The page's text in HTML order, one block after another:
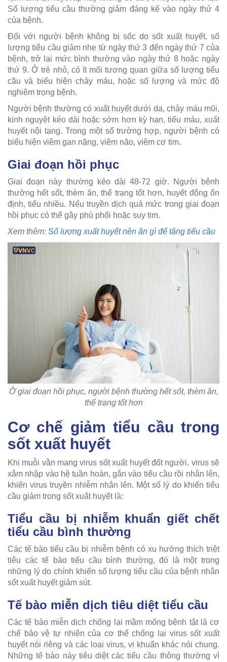
Số lượng tiểu cầu thường giảm đáng kể vào ngày thứ 4
của bệnh.
Đối với người bệnh không bị sốc do sốt xuất huyết, số
lượng tiểu cầu giảm nhẹ từ ngày thứ 3 đến ngày thứ 7 của
bệnh, trở lại mức bình thường vào ngày thứ 8 hoặc ngày
thứ 9. Ở trẻ nhỏ, có ít mối tương quan giữa số lượng tiểu
cầu và biểu hiện chảy máu, hoặc số lượng và mức độ
nghiêm trọng bệnh.
Người bệnh thường có xuất huyết dưới da, chảy máu mũi,
kinh nguyệt kéo dài hoặc sớm hơn kỳ hạn, tiểu máu, xuất
huyết nội tạng. Trong một số trường hợp, người bệnh có
biểu hiện viêm gan nặng, viêm não, viêm cơ tim.
Giai đoạn hồi phục
Giai đoạn này thường kéo dài 48-72 giờ. Người bệnh
thường hết sốt, thèm ăn, thể trạng tốt hơn, huyết động ổn
định, tiểu nhiều. Nếu truyền dịch quá mức trong giai đoạn
hồi phục có thể gây phù phổi hoặc suy tim.
Xem thêm: Số lượng xuất huyết nên ăn gì để tăng tiểu cầu
Ở giai đoạn hồi phục, người bệnh thường hết sốt, thèm ăn,
thể trạng tốt hơn
Cơ chế giảm tiểu cầu trong
sốt xuất huyết
Khi muỗi vằn mang virus sốt xuất huyết đốt người, virus sẽ
xâm nhập vào hệ tuần hoàn, gắn vào tiểu cầu rồi nhân lên,
khiến virus truyền nhiễm nhân lên. Một số lý do khiến tiểu
cầu giảm trong sốt xuất huyết là:
Tiểu cầu bị nhiễm khuẩn giết chết
tiểu cầu bình thường
Các tế bào tiểu cầu bị nhiễm bệnh có xu hướng thích triệt
tiêu các tế bào tiểu cầu bình thường, đó là một trong
những lý do chính khiến số lượng tiểu cầu của bệnh nhân
sốt xuất huyết giảm sút.
Tế bào miễn dịch tiêu diệt tiểu cầu
Các tế bào miễn dịch chống lại mầm mống bệnh tật là cơ
chế bảo vệ tự nhiên của cơ thể chống lại virus sốt xuất
huyết nói riêng và các loại virus, vi khuẩn khác nói chung.
Những tế bào này tiêu diệt các tiểu cầu thông thường vì